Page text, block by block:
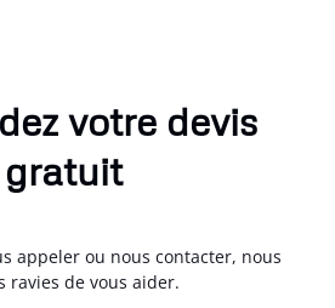
votre devis
gratuit
appeler ou nous contacter, nous
ravies de vous aider.